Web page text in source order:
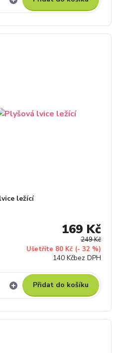
ležící
249 Kč
Ušetříte 80 Kč (- 32 %)
169 Kč
140 Kčbez DPH
Přidat do košíku